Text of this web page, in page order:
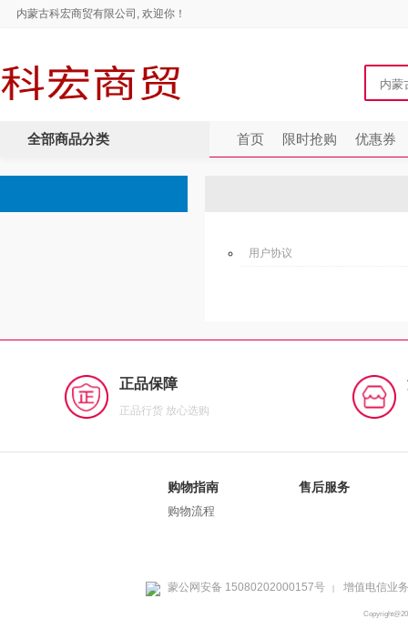
内蒙古科宏商贸有限公司, 欢迎你！
全部商品分类 首页 限时抢购 优惠券
用户协议
正品保障
正品行货 放心选购
购物指南
购物流程
售后服务
蒙公网安备 15080202000157号 | 增值电信业